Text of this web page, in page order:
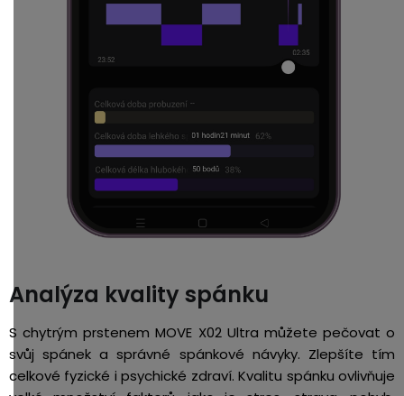
Analýza kvality spánku
S chytrým prstenem MOVE X02 Ultra můžete pečovat o
svůj spánek a správné spánkové návyky. Zlepšíte tím
celkové fyzické i psychické zdraví. Kvalitu spánku ovlivňuje